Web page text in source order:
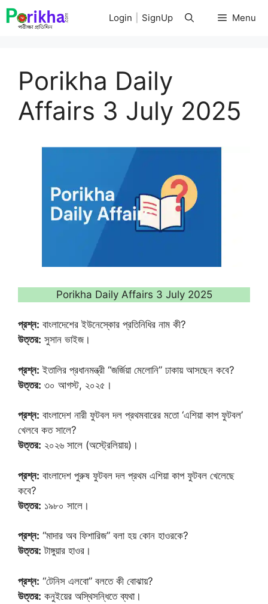
Skip
to
Menu
Login SignUp
Porikha Daily
Affairs 3 July 2025
Porikha Daily Affairs 3 July 2025
প্রশ্ন: বাংলাদেশের ইউনেস্কোর প্রতিনিধির নাম কী?
উত্তর: সুসান ভাইজ।
প্রশ্ন: ইতালির প্রধানমন্ত্রী “জর্জিয়া মেলোনি” ঢাকায় আসছেন কবে?
উত্তর: ৩০ আগস্ট, ২০২৫।
প্রশ্ন: বাংলাদেশ নারী ফুটবল দল প্রথমবারের মতো ‘এশিয়া কাপ ফুটবল’
খেলবে কত সালে?
উত্তর: ২০২৬ সালে (অস্ট্রেলিয়ায়)।
প্রশ্ন: বাংলাদেশ পুরুষ ফুটবল দল প্রথম এশিয়া কাপ ফুটবল খেলেছে
কবে?
উত্তর: ১৯৮০ সালে।
প্রশ্ন: “মাদার অব ফিশারিজ” বলা হয় কোন হাওরকে?
উত্তর: টাঙ্গুয়ার হাওর।
প্রশ্ন: “টেনিস এলবো” বলতে কী বোঝায়?
উত্তর: কনুইয়ের অস্থিসন্ধিতে ব্যথা।